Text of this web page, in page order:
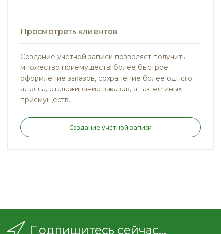
Просмотреть клиентов
Создание учётной записи позволяет получить
множество приемуществ: более быстрое
оформление заказов, сохранение более одного
адреса, отслеживание заказов, а так же иных
приемуществ.
Создание учётной записи
Подпишитесь сейчас...